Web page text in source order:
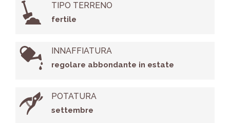
TIPO TERRENO
fertile
INNAFFIATURA
regolare abbondante in estate
POTATURA
settembre